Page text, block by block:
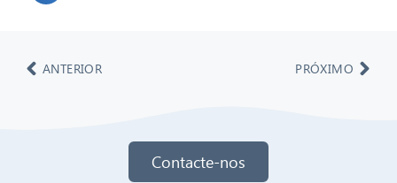
ANTERIOR PRÓXIMO
Contacte-nos